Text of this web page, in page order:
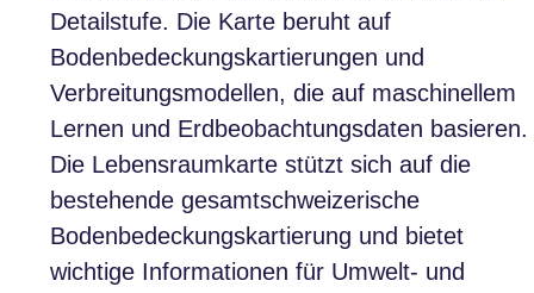
Detailstufe. Die Karte beruht auf
Bodenbedeckungskartierungen und
Verbreitungsmodellen, die auf maschinellem
Lernen und Erdbeobachtungsdaten basieren.
Die Lebensraumkarte stützt sich auf die
bestehende gesamtschweizerische
Bodenbedeckungskartierung und bietet
wichtige Informationen für Umwelt- und